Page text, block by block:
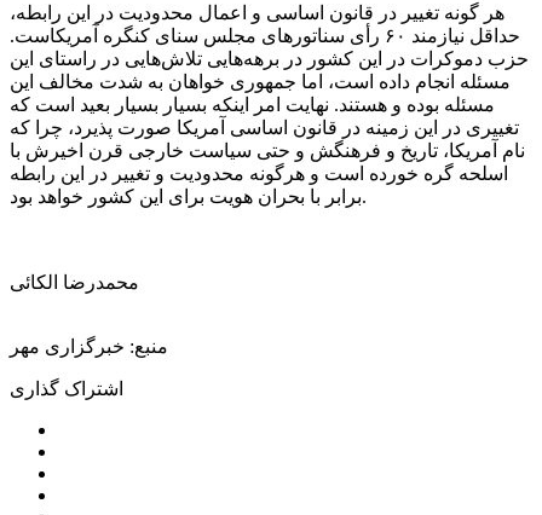
هر گونه تغییر در قانون اساسی و اعمال محدودیت در این رابطه،
حداقل نیازمند ۶۰ رأی سناتورهای مجلس سنای کنگره آمریکاست.
حزب دموکرات در این کشور در برهه‌هایی تلاش‌هایی در راستای این
مسئله انجام داده است، اما جمهوری خواهان به شدت مخالف این
مسئله بوده و هستند. نهایت امر اینکه بسیار بسیار بعید است که
تغییری در این زمینه در قانون اساسی آمریکا صورت پذیرد، چرا که
نام آمریکا، تاریخ و فرهنگش و حتی سیاست خارجی قرن اخیرش با
اسلحه گره خورده است و هرگونه محدودیت و تغییر در این رابطه
برابر با بحران هویت برای این کشور خواهد بود.
محمدرضا الكائی
منبع: خبرگزاری مهر
اشتراک گذاری